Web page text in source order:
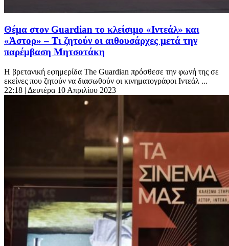
Θέμα στον Guardian το κλείσιμο «Ιντεάλ» και
«Άστορ» – Τι ζητούν οι αιθουσάρχες μετά την
παρέμβαση Μητσοτάκη
Η βρετανική εφημερίδα The Guardian πρόσθεσε την φωνή της σε
εκείνες που ζητούν να διασωθούν οι κινηματογράφοι Ιντεάλ ...
22:18 | Δευτέρα 10 Απριλίου 2023